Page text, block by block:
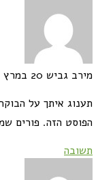
מירב גביש 20 במרץ 2016 - 6:37
תענוג איתך על
הפוסט הזה. פורים
תשובה